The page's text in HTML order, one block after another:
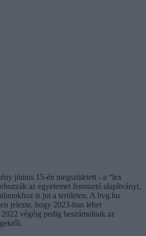
június 15-én megszületett - a “lex
az egyetemet fenntartó alapítványt,
is jut a területen. A hvg.hu
jelezte, hogy 2023-ban lehet
végéig pedig beszámolnak az